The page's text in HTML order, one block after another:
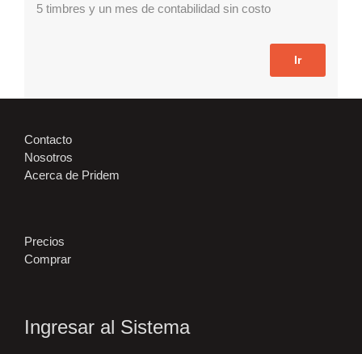
5 timbres y un mes de contabilidad sin costo
Ir
Contacto
Nosotros
Acerca de Pridem
Precios
Comprar
Ingresar al Sistema